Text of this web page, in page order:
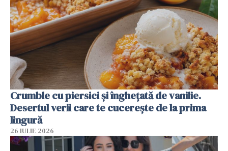
Crumble cu piersici și înghețată de vanilie.
Desertul verii care te cucerește de la prima
lingură
26 IULIE 2026